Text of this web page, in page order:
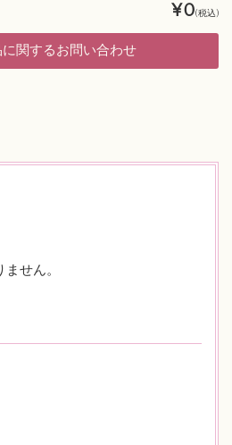
¥0(税込)
に関するお問い合わせ
せん。